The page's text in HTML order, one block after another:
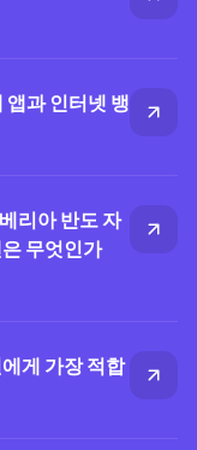
과 인터넷 뱅
리아 반도 자
무엇인가
게 가장 적합